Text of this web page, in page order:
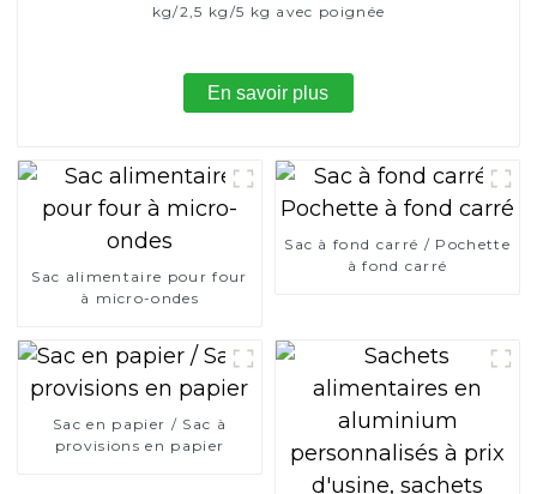
kg/2,5 kg/5 kg avec poignée
En savoir plus
Sac alimentaire pour four
à micro-ondes
Sac à fond carré / Pochette
à fond carré
Sac en papier / Sac à
provisions en papier